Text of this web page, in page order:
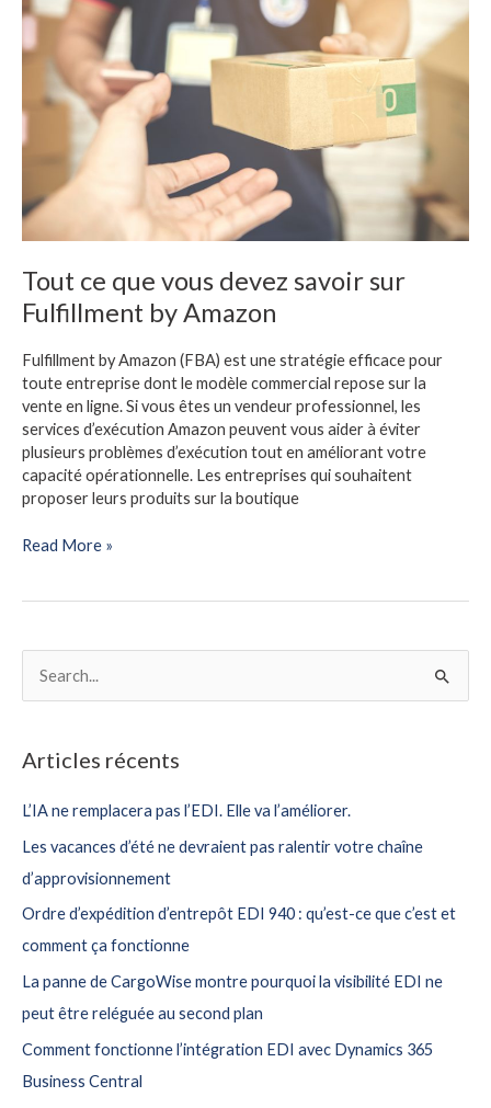
Tout ce que vous devez savoir sur
Fulfillment by Amazon
Fulfillment by Amazon (FBA) est une stratégie efficace pour
toute entreprise dont le modèle commercial repose sur la
vente en ligne. Si vous êtes un vendeur professionnel, les
services d’exécution Amazon peuvent vous aider à éviter
plusieurs problèmes d’exécution tout en améliorant votre
capacité opérationnelle. Les entreprises qui souhaitent
proposer leurs produits sur la boutique
vous
devez
savoir
Fulfillment
by
Amazon
Read More »
c
h
f
o
Articles récents
L’IA ne remplacera pas l’EDI. Elle va l’améliorer.
Les vacances d’été ne devraient pas ralentir votre chaîne
d’approvisionnement
Ordre d’expédition d’entrepôt EDI 940 : qu’est-ce que c’est et
comment ça fonctionne
La panne de CargoWise montre pourquoi la visibilité EDI ne
peut être reléguée au second plan
Comment fonctionne l’intégration EDI avec Dynamics 365
Business Central